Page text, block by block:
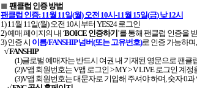
◼ 팬클럽 인증 방법
팬클럽 인증: 11월 11일(월) 오전 10시-11월 15일(금)낮12시
1) 11 월 11 일(월) 오전 10시부터 YES24 로그인
2)예매 페이지의 내 ‘BOICE 인증하기’를 통해 팬클럽 인증을
3)인증 시 이름/FANSHIP넘버(또는 고유번호)로 인증 가능하며
√ FANSHIP
(1)글로벌 예매자는 반드시 여권 내 기재된 영문으로 팬클
(2)V앱 회원번호는V앱 로그인 > MY > V LIVE 로그인 계정
(3)V앱 회원번호는 대문자로 기입해 주셔야 하며 숫자0과